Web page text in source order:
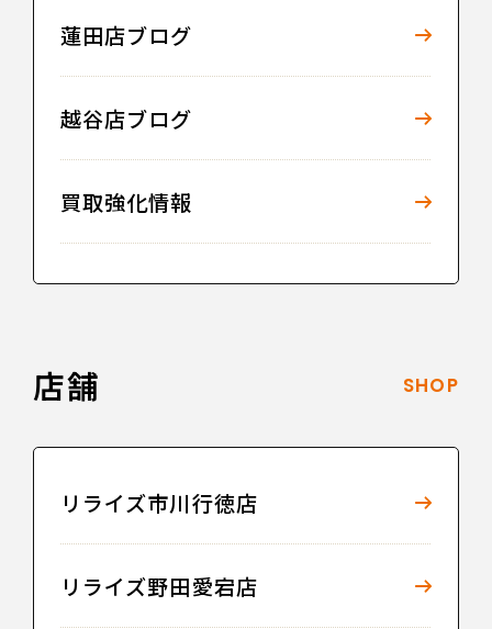
蓮田店ブログ
越谷店ブログ
買取強化情報
店舗 SHOP
リライズ市川行徳店
リライズ野田愛宕店